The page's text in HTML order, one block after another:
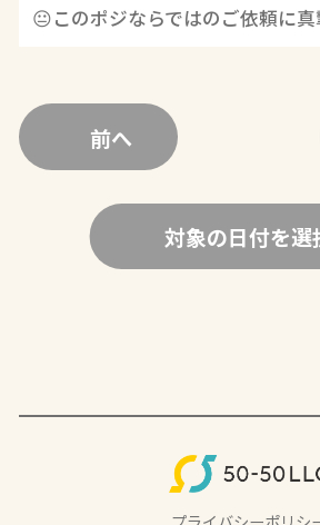
😐このポジならではのご依頼に
前へ
対象の日付を選